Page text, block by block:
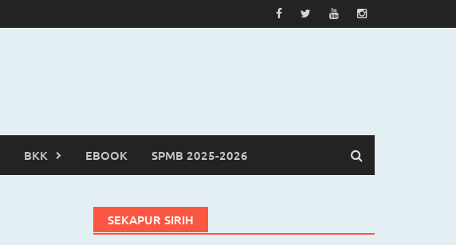
BKK EBOOK SPMB 2025-2026
SEKAPUR SIRIH